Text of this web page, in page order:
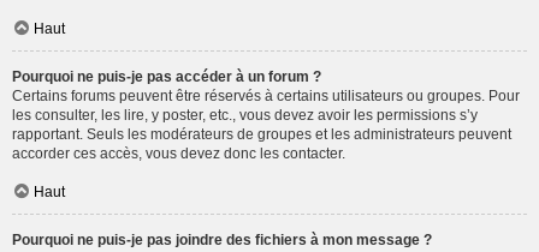
Haut
Pourquoi ne puis-je pas accéder à un forum ?
Certains forums peuvent être réservés à certains utilisateurs ou groupes. Pour
les consulter, les lire, y poster, etc., vous devez avoir les permissions s’y
rapportant. Seuls les modérateurs de groupes et les administrateurs peuvent
accorder ces accès, vous devez donc les contacter.
Haut
Pourquoi ne puis-je pas joindre des fichiers à mon message ?